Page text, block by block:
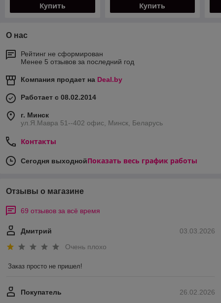
Купить Купить
О нас
Рейтинг не сформирован
Менее 5 отзывов за последний год
Компания продает на Deal.by
Работает с 08.02.2014
г. Минск
ул.Я.Мавра 51--402 офис, Минск, Беларусь
Контакты
Сегодня выходнойПоказать весь график работы
Отзывы о магазине
69 отзывов за всё время
03.03.2026
Дмитрий
Очень плохо
Заказ просто не пришел!
26.02.2026
Покупатель